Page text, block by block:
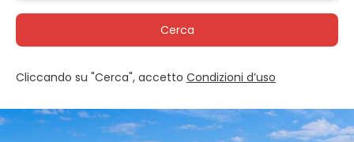
Cerca
Cliccando su "Cerca", accetto Condizioni d’uso